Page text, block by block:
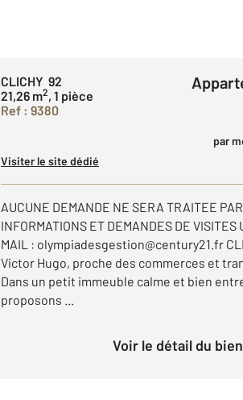
CLICHY 92
21,26 m2, 1 pièce
Ref : 9380
par
Visiter le site dédié
AUCUNE DEMANDE NE SERA TRAITEE
INFORMATIONS ET DEMANDES DE VISITES
MAIL : olympiadesgestion@century21.fr
Victor Hugo, proche des commerces et
Dans un petit immeuble calme et bien
proposons ...
Voir le détail du bien